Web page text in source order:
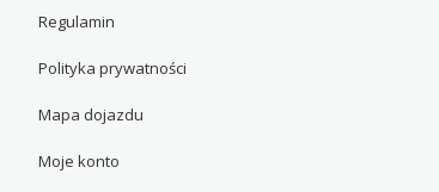
Regulamin
Polityka prywatności
Mapa dojazdu
Moje konto